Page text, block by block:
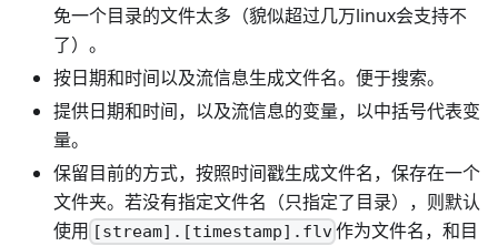
免一个目录的文件太多（貌似超过几万linux会支持不
了）。
按日期和时间以及流信息生成文件名。便于搜索。
提供日期和时间，以及流信息的变量，以中括号代表变
量。
保留目前的方式，按照时间戳生成文件名，保存在一个
文件夹。若没有指定文件名（只指定了目录），则默认
使用 [stream].[timestamp].flv作为文件名，和目